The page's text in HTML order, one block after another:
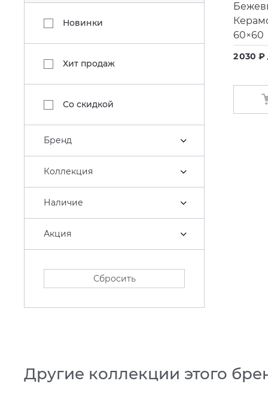
Новинки
Хит продаж
Со скидкой
Бренд
Коллекция
Наличие
Акция
Сбросить
60×60
2 030 ₽
Другие коллекции этого